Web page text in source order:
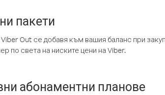
пакети
Out се добавя към вашия баланс при
по света на ниските цени на Viber.
абонаментни планове